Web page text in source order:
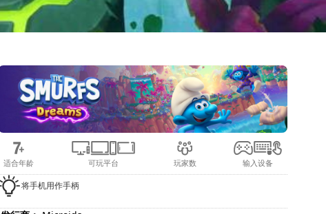
适合年龄 可玩平台 玩家数 输入设备
将手机用作手柄